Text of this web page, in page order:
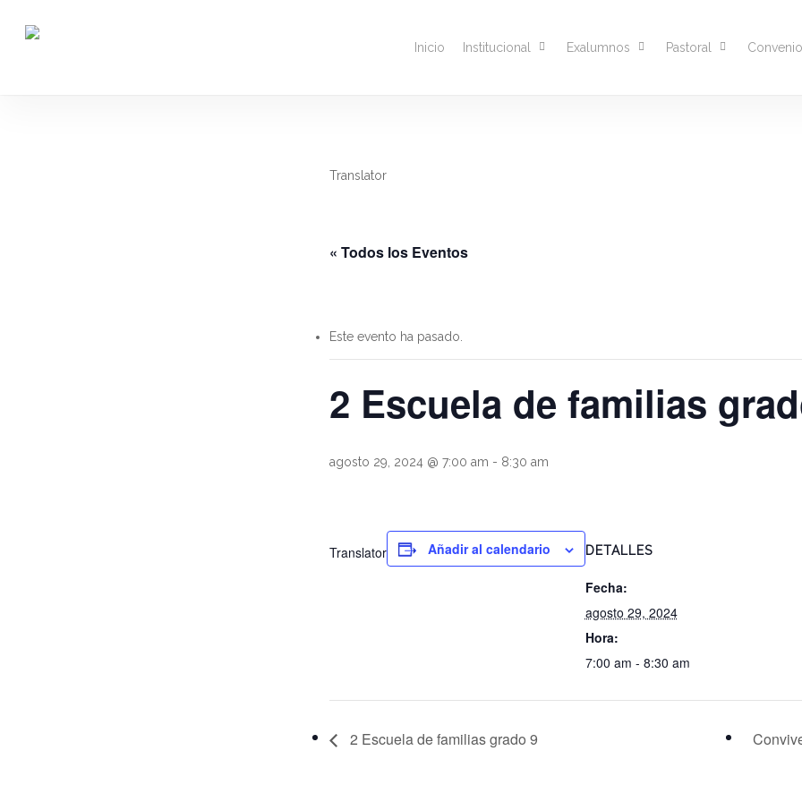
Inicio Institucional Exalumnos Pastoral
Translator
« Todos los Eventos
Este evento ha pasado.
2 Escuela de familias
agosto 29, 2024 @ 7:00 am - 8:30 am
Translator Añadir al calendario DETALLES
Fecha:
agosto 29, 2024
Hora:
7:00 am - 8:30 am
2 Escuela de familias grado 9